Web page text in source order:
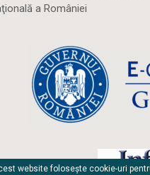
a României
website folosește cookie-uri